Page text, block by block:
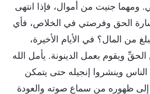
ومهما جنيت من أموال، فإذا انتهى
الحق وفرصتي في الخلاص، فأي
من المال؟ في الأيام الأخيرة،
ويقوم بعمل الدينونة. يأمل الله
وينشروا إنجيله حتى يتمكن
إلى ظهوره من سماع صوته والعودة